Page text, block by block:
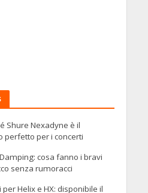
Shure Nexadyne è il
perfetto per i concerti
Damping: cosa fanno i bravi
senza rumoracci
Helix e HX: disponibile il